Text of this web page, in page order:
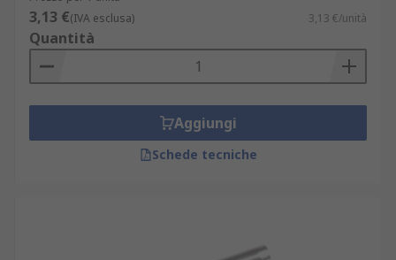
categoria dedicata alla
flussanti e accessori.
Impieghi in contesti professionali
Le punte per stili saldanti sono ampiamente
utilizzate in:
manutenzione predittiva: su quadri
3,13 €(IVA esclusa) 3,13 €/unità
Quantità
Aggiungi
Schede tecniche